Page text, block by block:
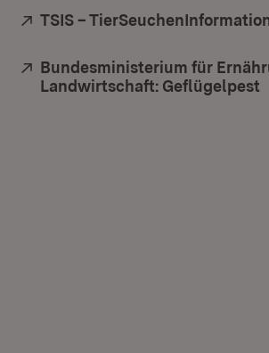
Extern:
TSIS –
Extern:
Bundesministerium für
Landwirtschaft: Geflügelpest